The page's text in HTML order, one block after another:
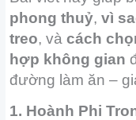
phong thuỷ,vì
treo, vàcách
hợp không gian
đường làm ăn –
1. Hoành Phi